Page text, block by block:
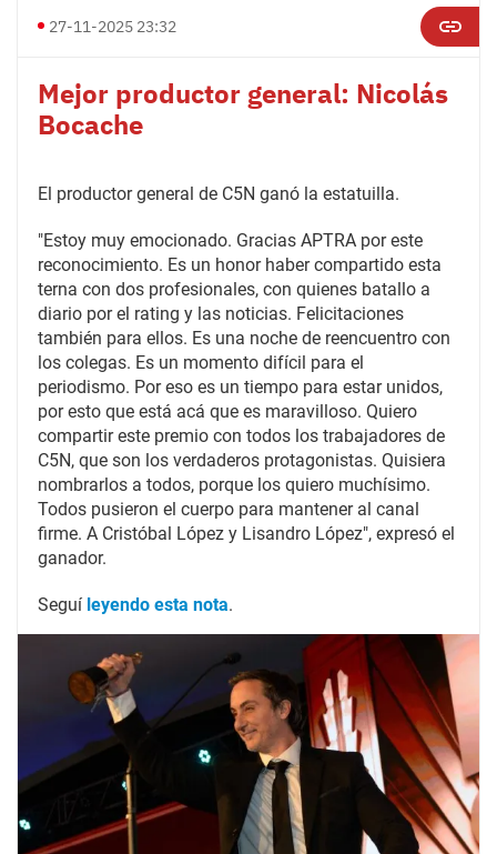
27-11-2025 23:32
Mejor productor general: Nicolás
Bocache
El productor general de C5N ganó la estatuilla.
"Estoy muy emocionado. Gracias APTRA por este
reconocimiento. Es un honor haber compartido esta
terna con dos profesionales, con quienes batallo a
diario por el rating y las noticias. Felicitaciones
también para ellos. Es una noche de reencuentro con
los colegas. Es un momento difícil para el
periodismo. Por eso es un tiempo para estar unidos,
por esto que está acá que es maravilloso. Quiero
compartir este premio con todos los trabajadores de
C5N, que son los verdaderos protagonistas. Quisiera
nombrarlos a todos, porque los quiero muchísimo.
Todos pusieron el cuerpo para mantener al canal
firme. A Cristóbal López y Lisandro López", expresó el
ganador.
Seguí leyendo esta nota.